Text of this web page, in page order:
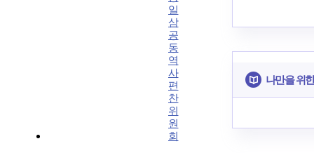
일
삼
공
동
역
사
편
찬
위
원
회
나만을 위